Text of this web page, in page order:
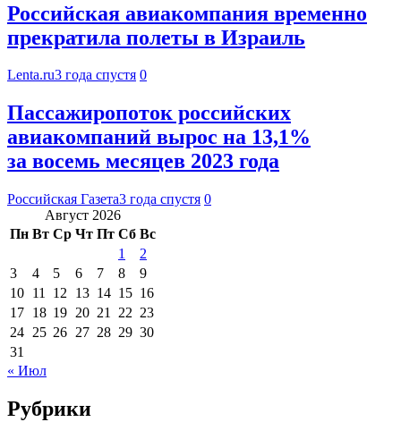
Российская авиакомпания временно
прекратила полеты в Израиль
Lenta.ru3 года спустя 0
Пассажиропоток российских
авиакомпаний вырос на 13,1%
за восемь месяцев 2023 года
Российская Газета3 года спустя 0
Август 2026
Пн Вт Ср Чт Пт Сб Вс
1
2
3
4 5 6 7 8
9
10 11 12 13 14 15 16
17 18 19 20 21 22 23
24 25 26 27 28 29 30
31
« Июл
Рубрики